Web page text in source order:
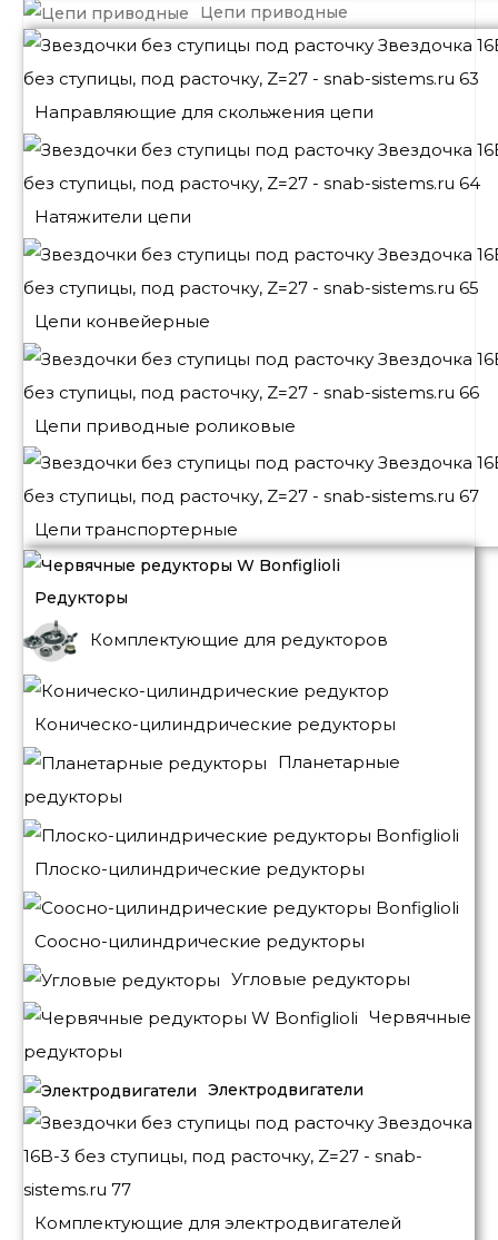
Цепи приводные
Направляющие для скольжения цепи
Натяжители цепи
Цепи конвейерные
Цепи приводные роликовые
Цепи транспортерные
Редукторы
Комплектующие для редукторов
Коническо-цилиндрические редукторы
Планетарные
редукторы
Плоско-цилиндрические редукторы
Соосно-цилиндрические редукторы
Угловые редукторы
Червячные
редукторы
Электродвигатели
Комплектующие для электродвигателей